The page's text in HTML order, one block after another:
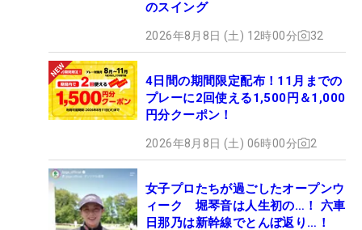
のスイング
2026年8月8日 (土) 12時00分 32
4日間の期間限定配布！11月までの
プレーに2回使える1,500円＆1,000
円分クーポン！
2026年8月8日 (土) 06時00分 2
女子プロたちが過ごしたオープンウ
ィーク 堀琴音は人生初の…！ 六車
日那乃は新幹線でとんぼ返り…！